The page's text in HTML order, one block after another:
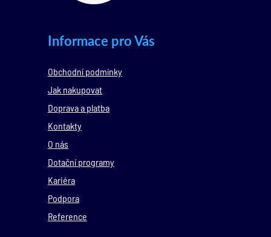
Informace pro Vás
Obchodní podmínky
Jak nakupovat
Doprava a platba
Kontakty
O nás
Dotační programy
Kariéra
Podpora
Reference